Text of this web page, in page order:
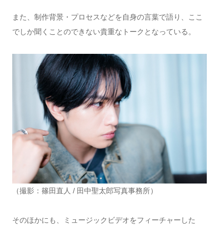
また、制作背景・プロセスなどを自身の言葉で語り、ここ
でしか聞くことのできない貴重なトークとなっている。
（撮影：篠田直人 / 田中聖太郎写真事務所）
そのほかにも、ミュージックビデオをフィーチャーした